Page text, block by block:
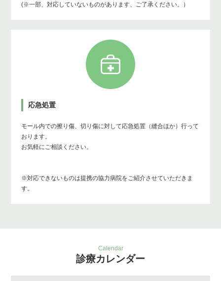
(※一部、対応していないものがあります、ご了承ください。）
応急処置
モール内での擦り傷、切り傷に対して応急処置（縫合ほか）行って
おります。
お気軽にご相談ください。
※対応できないものは提携の協力病院をご紹介させていただきま
す。
Calendar
診療カレンダー